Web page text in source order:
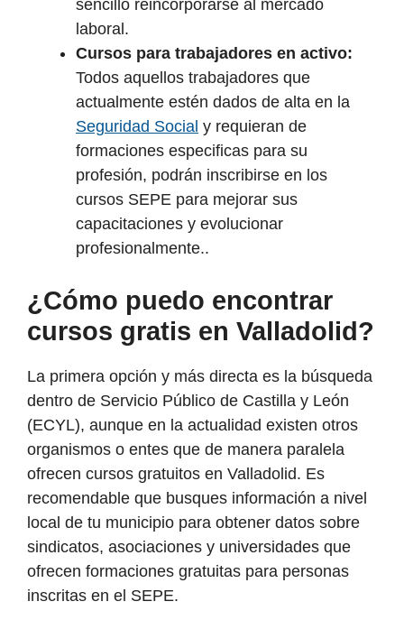
sencillo reincorporarse al mercado
laboral.
Cursos para trabajadores en activo:
Todos aquellos trabajadores que
actualmente estén dados de alta en la
Seguridad Social y requieran de
formaciones especificas para su
profesión, podrán inscribirse en los
cursos SEPE para mejorar sus
capacitaciones y evolucionar
profesionalmente..
¿Cómo puedo encontrar
cursos gratis en Valladolid?
La primera opción y más directa es la búsqueda
dentro de Servicio Público de Castilla y León
(ECYL), aunque en la actualidad existen otros
organismos o entes que de manera paralela
ofrecen cursos gratuitos en Valladolid. Es
recomendable que busques información a nivel
local de tu municipio para obtener datos sobre
sindicatos, asociaciones y universidades que
ofrecen formaciones gratuitas para personas
inscritas en el SEPE.